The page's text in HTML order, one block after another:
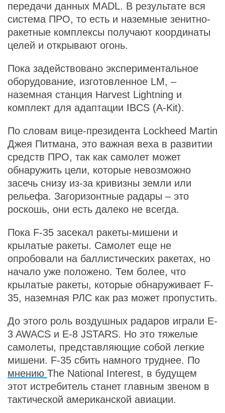
передачи данных MADL. В результате вся
система ПРО, то есть и наземные зенитно-
ракетные комплексы получают координаты
целей и открывают огонь.
Пока задействовано экспериментальное
оборудование, изготовленное LM, –
наземная станция Harvest Lightning и
комплект для адаптации IBCS (A-Kit).
По словам вице-президента Lockheed Martin
Джея Питмана, это важная веха в развитии
средств ПРО, так как самолет может
обнаружить цели, которые невозможно
засечь снизу из-за кривизны земли или
рельефа. Загоризонтные радары – это
роскошь, они есть далеко не всегда.
Пока F-35 засекал ракеты-мишени и
крылатые ракеты. Самолет еще не
опробовали на баллистических ракетах, но
начало уже положено. Тем более, что
крылатые ракеты, которые обнаруживает F-
35, наземная РЛС как раз может пропустить.
До этого роль воздушных радаров играли E-
3 AWACS и E-8 JSTARS. Но это тяжелые
самолеты, представляющие собой легкие
мишени. F-35 сбить намного труднее. По
мнению The National Interest, в будущем
этот истребитель станет главным звеном в
тактической американской авиации.